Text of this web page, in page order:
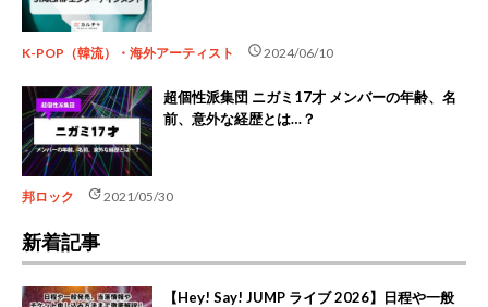
K-POP（韓流）・海外アーティスト schedule2024/06/10
超個性派集団 ニガミ17才 メンバーの年齢、名
前、意外な経歴とは…？
邦ロック update2021/05/30
新着記事
【Hey! Say! JUMP ライブ 2026】日程や一般